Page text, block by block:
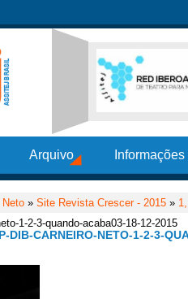
Arquivo
Neto » Site Revista Crescer - 2015 »
1-2-3-quando-acaba03-18-12-2015
DIB-CARNEIRO-NETO-1-2-3-